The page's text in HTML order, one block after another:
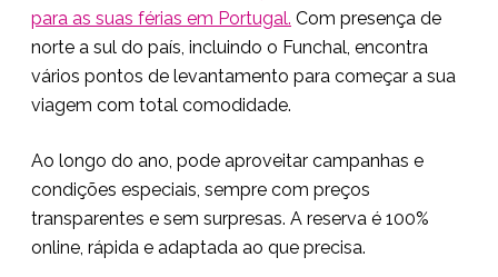
para as suas férias em Portugal. Com presença de
norte a sul do país, incluindo o Funchal, encontra
vários pontos de levantamento para começar a sua
viagem com total comodidade.
Ao longo do ano, pode aproveitar campanhas e
condições especiais, sempre com preços
transparentes e sem surpresas. A reserva é 100%
online, rápida e adaptada ao que precisa.